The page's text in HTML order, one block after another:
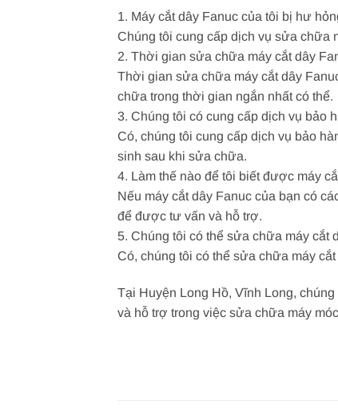
1. Máy cắt dây Fanuc của tôi bị hư
Chúng tôi cung cấp dịch vụ sửa chữa
2. Thời gian sửa chữa máy cắt dây
Thời gian sửa chữa máy cắt dây
chữa trong thời gian ngắn nhất có thể.
3. Chúng tôi có cung cấp dịch vụ bảo
Có, chúng tôi cung cấp dịch vụ bảo
sinh sau khi sửa chữa.
4. Làm thế nào để tôi biết được máy
Nếu máy cắt dây Fanuc của bạn có
để được tư vấn và hỗ trợ.
5. Chúng tôi có thể sửa chữa máy cắt
Có, chúng tôi có thể sửa chữa máy
Tại Huyện Long Hồ, Vĩnh Long,
và hỗ trợ trong việc sửa chữa máy